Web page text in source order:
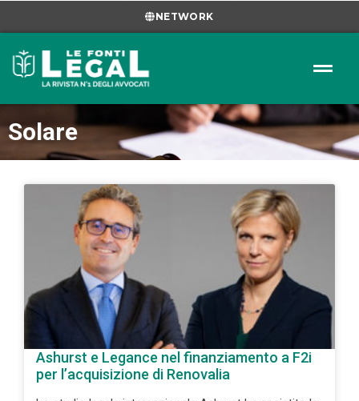
NETWORK
Solare
Ashurst e Legance nel finanziamento a F2i
per l’acquisizione di Renovalia